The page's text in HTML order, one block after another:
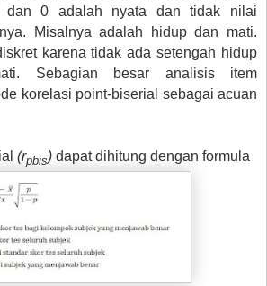
dan 0 adalah nyata dan tidak nilai
Misalnya adalah hidup dan mati.
karena tidak ada setengah hidup
Sebagian besar analisis item
korelasi point-biserial sebagai acuan
(rpbis) dapat dihitung dengan formula